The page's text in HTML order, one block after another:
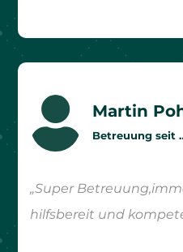
 Martin
Betreuung seit
„Super
hilfsbereit und